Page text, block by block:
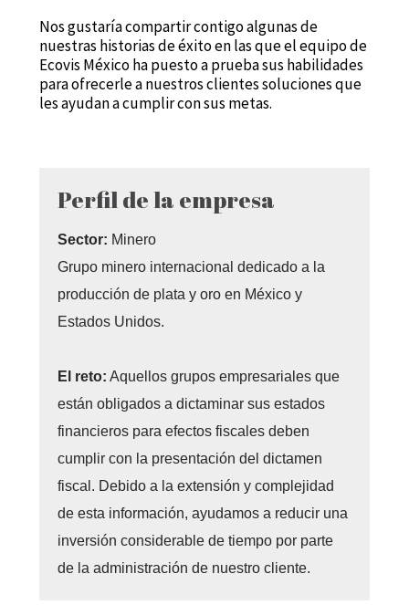
Nos gustaría compartir contigo algunas de
nuestras historias de éxito en las que el equipo de
Ecovis México ha puesto a prueba sus habilidades
para ofrecerle a nuestros clientes soluciones que
les ayudan a cumplir con sus metas.
Perfil de la empresa
Sector: Minero
Grupo minero internacional dedicado a la
producción de plata y oro en México y
Estados Unidos.
El reto: Aquellos grupos empresariales que
están obligados a dictaminar sus estados
financieros para efectos fiscales deben
cumplir con la presentación del dictamen
fiscal. Debido a la extensión y complejidad
de esta información, ayudamos a reducir una
inversión considerable de tiempo por parte
de la administración de nuestro cliente.